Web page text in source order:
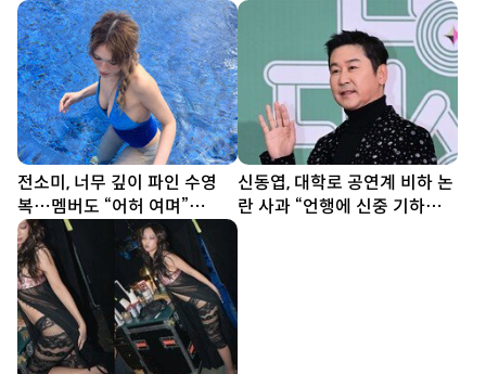
여줄 새 얼굴 [종합]
전소미, 너무 깊이 파인 수영
복…멤버도 “어허 여며”
[DA★]
신동엽, 대학로 공연계 비하 논
란 사과 “언행에 신중 기하겠